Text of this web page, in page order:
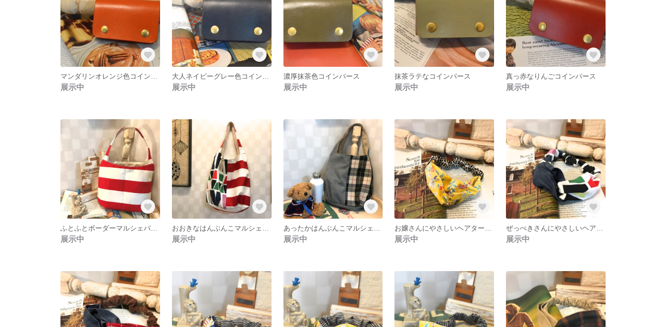
展示中 展示中
濃厚抹茶色コインパース
展示中
抹茶ラテなコインパース
展示中
真っ赤なりんごコインパース
展示中
ふとふとボーダーマルシェバッグ
展示中 展示中 展示中 展示中 展示中